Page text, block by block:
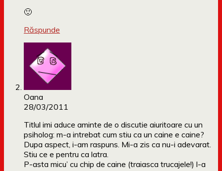
🙂
Răspunde
Oana
28/03/2011
Titlul imi aduce aminte de o discutie aiuritoare cu un
psiholog: m-a intrebat cum stiu ca un caine e caine?
Dupa aspect, i-am raspuns. Mi-a zis ca nu-i adevarat.
Stiu ce e pentru ca latra.
P-asta micu’ cu chip de caine (traiasca trucajele!) l-a